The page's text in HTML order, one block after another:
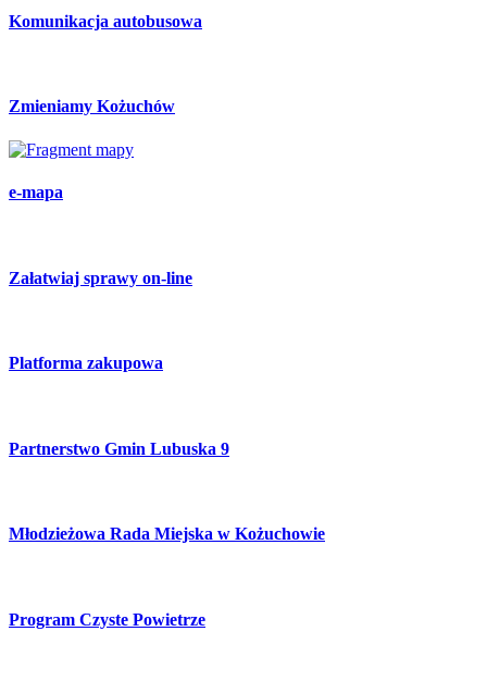
Komunikacja autobusowa
Zmieniamy Kożuchów
e-mapa
Załatwiaj sprawy on-line
Platforma zakupowa
Partnerstwo Gmin Lubuska 9
Młodzieżowa Rada Miejska w Kożuchowie
Program Czyste Powietrze